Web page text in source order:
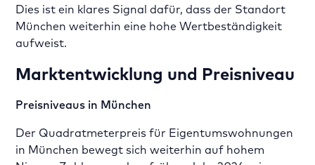
Dies ist ein klares Signal dafür, dass der Standort
München weiterhin eine hohe Wertbeständigkeit
aufweist.
Marktentwicklung und Preisniveau
Preisniveaus in München
Der Quadratmeterpreis für Eigentumswohnungen
in München bewegt sich weiterhin auf hohem